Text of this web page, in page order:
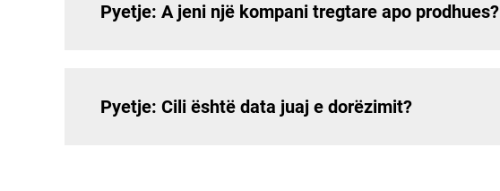
Pyetje: A jeni një kompani tregtare apo prodhues?
Pyetje: Cili është data juaj e dorëzimit?